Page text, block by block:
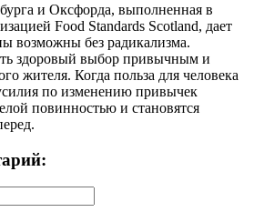
и Оксфорда, выполненная в
Food Standards Scotland, дает
возможны без радикализма.
здоровый выбор привычным и
жителя. Когда польза для человека
по изменению привычек
повинностью и становятся